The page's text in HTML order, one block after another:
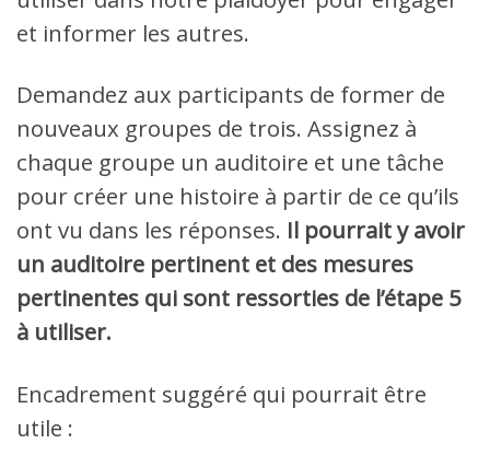
et informer les autres.
Demandez aux participants de former de
nouveaux groupes de trois. Assignez à
chaque groupe un auditoire et une tâche
pour créer une histoire à partir de ce qu’ils
ont vu dans les réponses. Il pourrait y avoir
un auditoire pertinent et des mesures
pertinentes qui sont ressorties de l’étape 5
à utiliser.
Encadrement suggéré qui pourrait être
utile :